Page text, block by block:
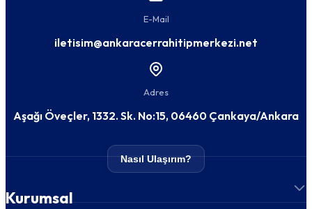
E-Mail
iletisim@ankaracerrahitipmerkezi.net
Adres
Aşağı Öveçler, 1332. Sk. No:15, 06460 Çankaya/Ankara
Nasıl Ulaşırım?
Kurumsal